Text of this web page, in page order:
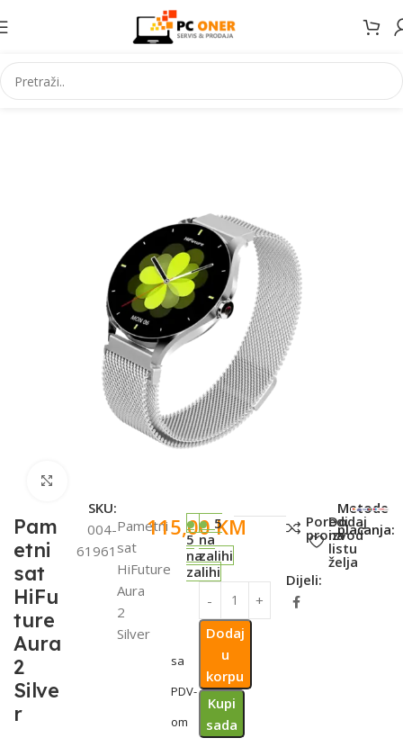
Početna Elektronika Satovi Pametni satovi
Pam
etni
sat
HiFu
ture
Aura
2
Silve
r
SKU:
004-
61961
Pametni
sat
HiFuture
Aura
2
Silver
115,00KM
sa
PDV-
om
5
na
zalihi
5
na
zalihi
Dodaj
u
korpu
Kupi
sada
Poredi
proizvod
Dodaj
na
listu
želja
Dijeli:
Metode
plaćanja: